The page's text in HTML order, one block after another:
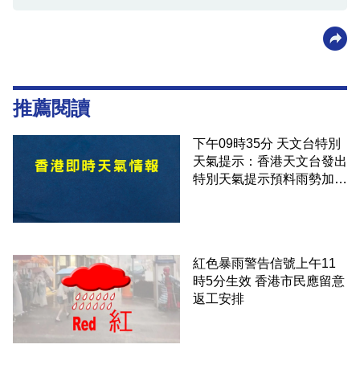
推薦閱讀
下午09時35分 天文台特別
天氣提示：香港天文台發出
特別天氣提示預料雨勢加劇
紅色暴雨警告信號上午11
時5分生效 香港市民應留意
返工安排